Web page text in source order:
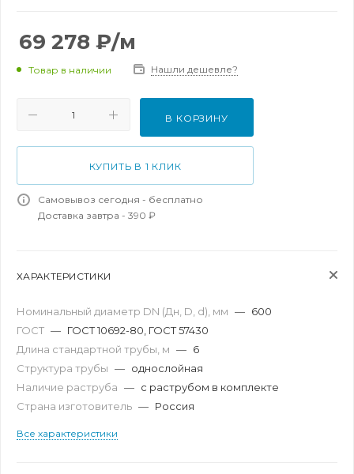
69 278 ₽/м
Товар в наличии Нашли дешевле?
В КОРЗИНУ
КУПИТЬ В 1 КЛИК
Самовывоз сегодня - бесплатно
Доставка завтра - 390 ₽
ХАРАКТЕРИСТИКИ
Номинальный диаметр DN (Дн, D, d), мм — 600
ГОСТ — ГОСТ 10692-80, ГОСТ 57430
Длина стандартной трубы, м — 6
Структура трубы — однослойная
Наличие раструба — с раструбом в комплекте
Страна изготовитель — Россия
Все характеристики